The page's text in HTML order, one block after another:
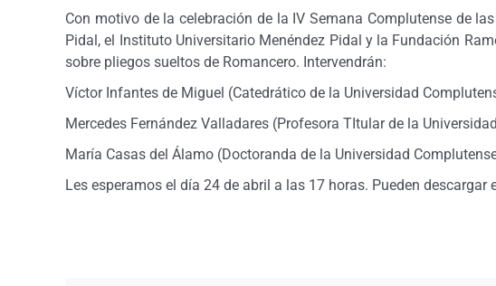
Con motivo de la celebración de la IV Semana Complutense de
Pidal, el Instituto Universitario Menéndez Pidal y la Fundación
sobre pliegos sueltos de Romancero. Intervendrán:
Víctor Infantes de Miguel (Catedrático de la Universidad
Mercedes Fernández Valladares (Profesora TItular de la
María Casas del Álamo (Doctoranda de la Universidad
Les esperamos el día 24 de abril a las 17 horas. Pueden descargar